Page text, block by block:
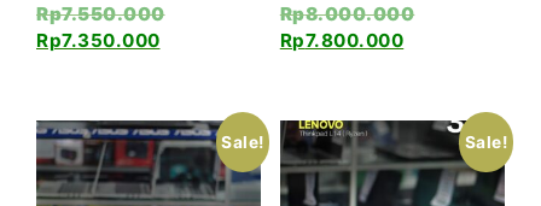
Rp7.550.000
Rp7.350.000
Rp8.000.000
Rp7.800.000
Sale! Sale!